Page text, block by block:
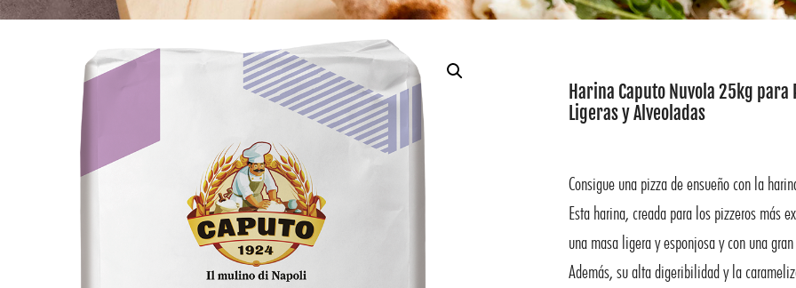
Harina Caputo Nuvola 25kg para
Ligeras y Alveoladas
Consigue una pizza de ensueño con la
Esta harina, creada para los pizzeros más
una masa ligera y esponjosa y con una
Además, su alta digeribilidad y la